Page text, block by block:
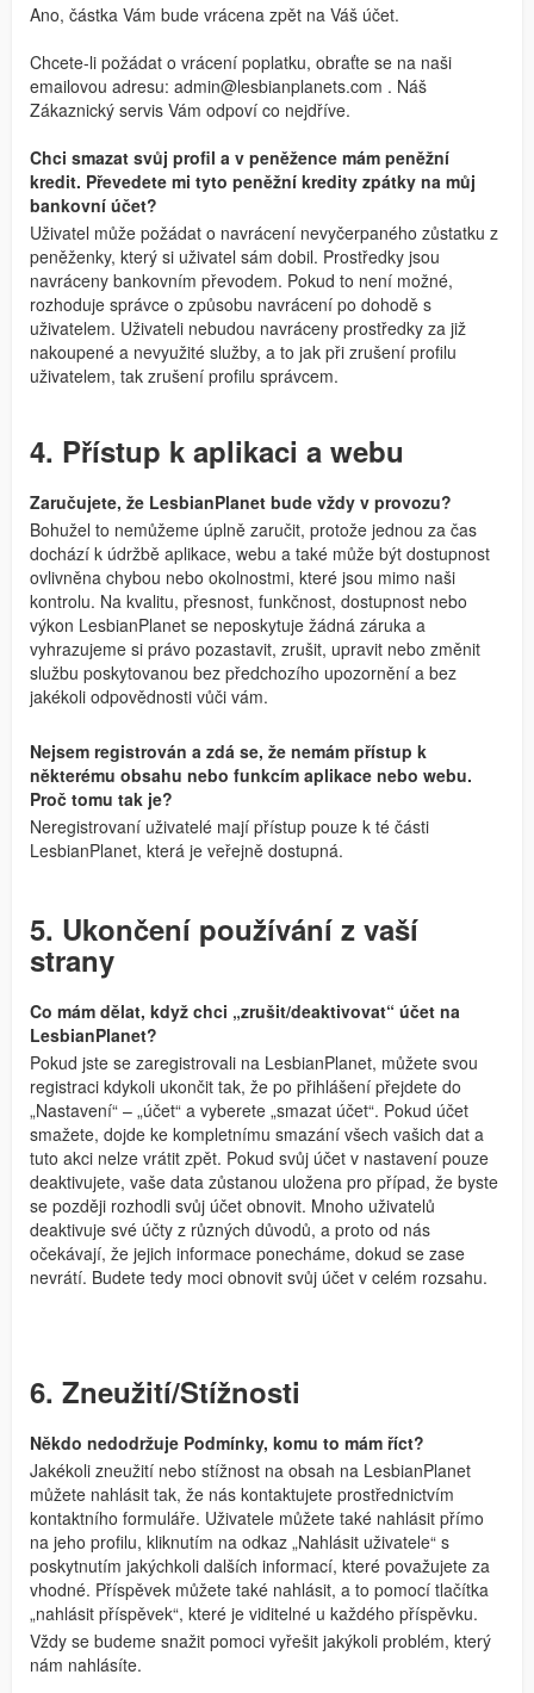
Ano, částka Vám bude vrácena zpět na Váš účet.
Chcete-li požádat o vrácení poplatku, obraťte se na naši
emailovou adresu: admin@lesbianplanets.com . Náš
Zákaznický servis Vám odpoví co nejdříve.
Chci smazat svůj profil a v peněžence mám peněžní
kredit. Převedete mi tyto peněžní kredity zpátky na můj
bankovní účet?
Uživatel může požádat o navrácení nevyčerpaného zůstatku z
peněženky, který si uživatel sám dobil. Prostředky jsou
navráceny bankovním převodem. Pokud to není možné,
rozhoduje správce o způsobu navrácení po dohodě s
uživatelem. Uživateli nebudou navráceny prostředky za již
nakoupené a nevyužité služby, a to jak při zrušení profilu
uživatelem, tak zrušení profilu správcem.
4. Přístup k aplikaci a webu
Zaručujete, že LesbianPlanet bude vždy v provozu?
Bohužel to nemůžeme úplně zaručit, protože jednou za čas
dochází k údržbě aplikace, webu a také může být dostupnost
ovlivněna chybou nebo okolnostmi, které jsou mimo naši
kontrolu. Na kvalitu, přesnost, funkčnost, dostupnost nebo
výkon LesbianPlanet se neposkytuje žádná záruka a
vyhrazujeme si právo pozastavit, zrušit, upravit nebo změnit
službu poskytovanou bez předchozího upozornění a bez
jakékoli odpovědnosti vůči vám.
Nejsem registrován a zdá se, že nemám přístup k
některému obsahu nebo funkcím aplikace nebo webu.
Proč tomu tak je?
Neregistrovaní uživatelé mají přístup pouze k té části
LesbianPlanet, která je veřejně dostupná.
5. Ukončení používání z vaší
strany
Co mám dělat, když chci „zrušit/deaktivovat“ účet na
LesbianPlanet?
Pokud jste se zaregistrovali na LesbianPlanet, můžete svou
registraci kdykoli ukončit tak, že po přihlášení přejdete do
„Nastavení“ – „účet“ a vyberete „smazat účet“. Pokud účet
smažete, dojde ke kompletnímu smazání všech vašich dat a
tuto akci nelze vrátit zpět. Pokud svůj účet v nastavení pouze
deaktivujete, vaše data zůstanou uložena pro případ, že byste
se později rozhodli svůj účet obnovit. Mnoho uživatelů
deaktivuje své účty z různých důvodů, a proto od nás
očekávají, že jejich informace ponecháme, dokud se zase
nevrátí. Budete tedy moci obnovit svůj účet v celém rozsahu.
6. Zneužití/Stížnosti
Někdo nedodržuje Podmínky, komu to mám říct?
Jakékoli zneužití nebo stížnost na obsah na LesbianPlanet
můžete nahlásit tak, že nás kontaktujete prostřednictvím
kontaktního formuláře. Uživatele můžete také nahlásit přímo
na jeho profilu, kliknutím na odkaz „Nahlásit uživatele“ s
poskytnutím jakýchkoli dalších informací, které považujete za
vhodné. Příspěvek můžete také nahlásit, a to pomocí tlačítka
„nahlásit příspěvek“, které je viditelné u každého příspěvku.
Vždy se budeme snažit pomoci vyřešit jakýkoli problém, který
nám nahlásíte.